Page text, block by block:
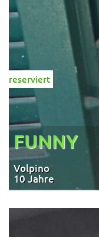
reserviert
FUNNY
Volpino
10 Jahre